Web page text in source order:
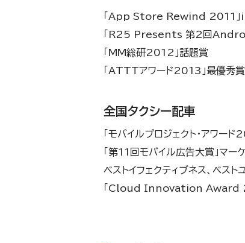
「App Store Rewind 2011」
「R25 Presents 第2回Android
「MM総研2012」話題賞
「ATTTアワード2013」最優秀賞
全国タクシー配車
「モバイルプロジェクト・アワー
「第11回モバイル広告大賞」マー
ベストイフェクティブネス、ベス
「Cloud Innovation Award